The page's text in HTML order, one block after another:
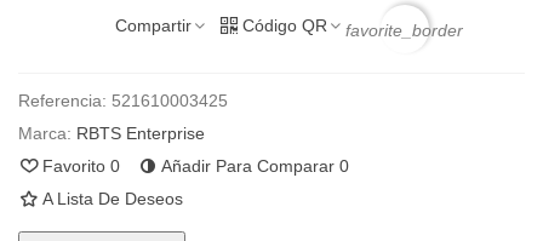
Compartir Código QR favorite_border
Referencia: 521610003425
Marca: RBTS Enterprise
Favorito 0 Añadir Para Comparar 0
A Lista De Deseos